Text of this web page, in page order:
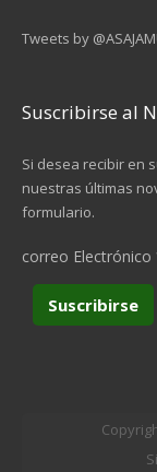
Tweets by
Suscribirse al
Si desea recibir en
nuestras últimas
formulario.
correo Electrónico